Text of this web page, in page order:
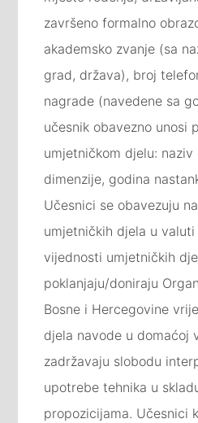
završeno formalno
akademsko zvanje (sa
grad, država), broj
nagrade (navedene sa
učesnik obavezno unosi
umjetničkom djelu: naziv
dimenzije, godina
Učesnici se obavezuju
umjetničkih djela u valuti
vijednosti umjetničkih
poklanjaju/doniraju
Bosne i Hercegovine
djela navode u domaćoj
zadržavaju slobodu
upotrebe tehnika u
propozicijama. Učesnici